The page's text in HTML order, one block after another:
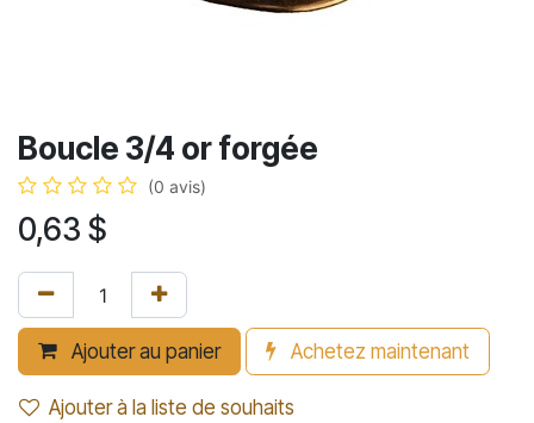
Boucle 3/4 or forgée
(0 avis)
0,63 $
Ajouter au panier Achetez maintenant
Ajouter à la liste de souhaits